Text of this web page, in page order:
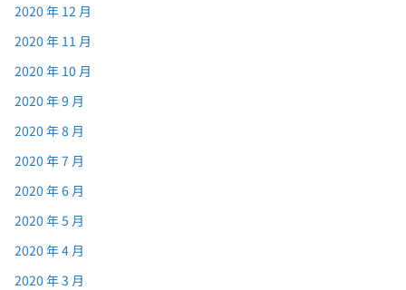
2020 年 12 月
2020 年 11 月
2020 年 10 月
2020 年 9 月
2020 年 8 月
2020 年 7 月
2020 年 6 月
2020 年 5 月
2020 年 4 月
2020 年 3 月